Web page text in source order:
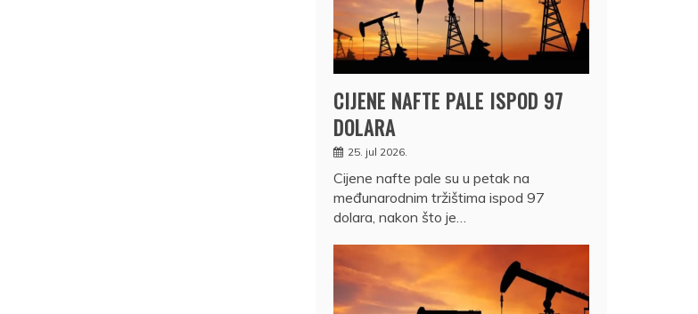
CIJENE NAFTE PALE ISPOD 97
DOLARA
25. jul 2026.
Cijene nafte pale su u petak na
međunarodnim tržištima ispod 97
dolara, nakon što je…